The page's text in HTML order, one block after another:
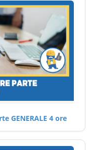
GENERALE 4 ore